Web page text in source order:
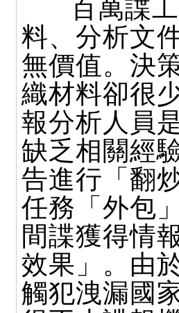
百萬諜工
料、分析文
無價值。決
織材料卻很
報分析人員
缺乏相關經
告進行「翻
任務「外包
間諜獲得情
效果」。由
觸犯洩漏國